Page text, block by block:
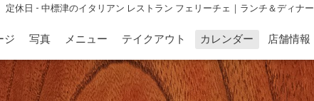
定休日 - 中標津のイタリアン レストラン フェリーチェ｜ランチ＆ディナー
ジ 写真 メニュー テイクアウト カレンダー 店舗情報